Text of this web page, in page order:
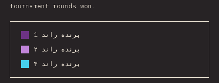
tournament rounds won.
برنده راند 1
برنده راند ۲
برنده راند ۳